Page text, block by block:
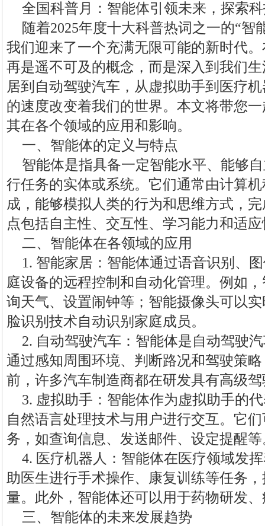
全国科普月：智能体引领未来，探索
随着2025年度十大科普热词之一的“智
我们迎来了一个充满无限可能的新时代
再是遥不可及的概念，而是深入到我们
居到自动驾驶汽车，从虚拟助手到医疗
的速度改变着我们的世界。本文将带您
其在各个领域的应用和影响。
一、智能体的定义与特点
智能体是指具备一定智能水平、能够
行任务的实体或系统。它们通常由计算
成，能够模拟人类的行为和思维方式，
点包括自主性、交互性、学习能力和适
二、智能体在各领域的应用
1. 智能家居：智能体通过语音识别、
庭设备的远程控制和自动化管理。例如
询天气、设置闹钟等；智能摄像头可以
脸识别技术自动识别家庭成员。
2. 自动驾驶汽车：智能体是自动驾驶
通过感知周围环境、判断路况和驾驶策
前，许多汽车制造商都在研发具有高级
3. 虚拟助手：智能体作为虚拟助手的
自然语言处理技术与用户进行交互。它
务，如查询信息、发送邮件、设定提醒等
4. 医疗机器人：智能体在医疗领域发
助医生进行手术操作、康复训练等任务
量。此外，智能体还可以用于药物研发
三、智能体的未来发展趋势